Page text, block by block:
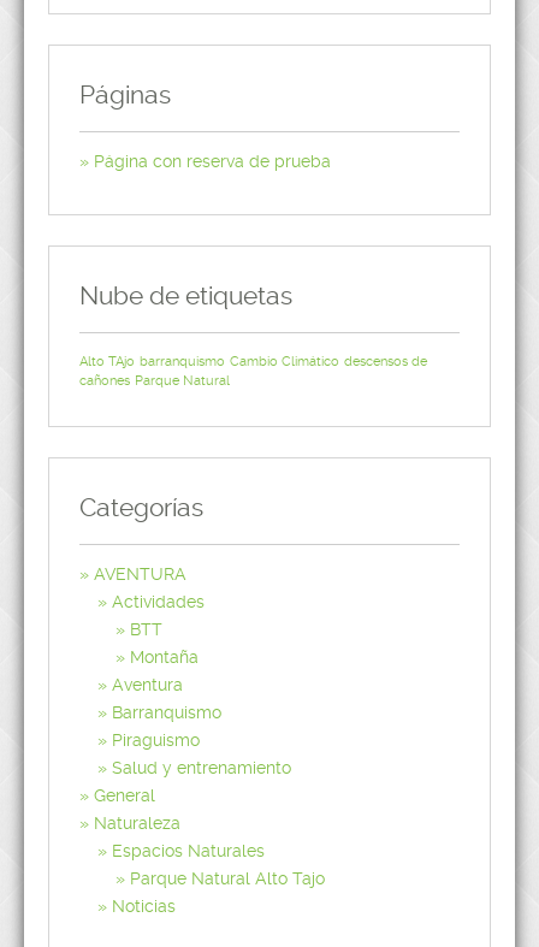
Páginas
Página con reserva de prueba
Nube de etiquetas
Alto TAjo barranquismo Cambio Climático descensos de
cañones Parque Natural
Categorías
AVENTURA
Actividades
BTT
Montaña
Aventura
Barranquismo
Piraguismo
Salud y entrenamiento
General
Naturaleza
Espacios Naturales
Parque Natural Alto Tajo
Noticias